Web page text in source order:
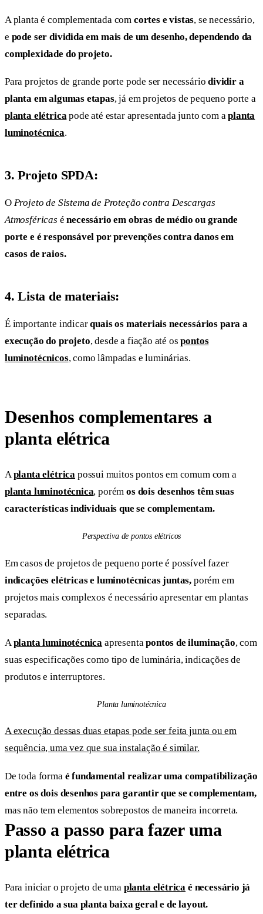
A planta é complementada com cortes e vistas, se necessário,
e pode ser dividida em mais de um desenho, dependendo da
complexidade do projeto.
Para projetos de grande porte pode ser necessáriodividir a
planta em algumas etapas, já em projetos de pequeno porte a
planta elétricapode até estar apresentada junto com aplanta
luminotécnica.
3. Projeto SPDA:
O Projeto de Sistema de Proteção contra Descargas
Atmosféricas énecessário em obras de médio ou grande
porte e é responsável por prevenções contra danos em
casos de raios.
4. Lista de materiais:
É importante indicarquais os materiais necessários para a
execução do projeto, desde a fiação até ospontos
luminotécnicos, como lâmpadas e luminárias.
Desenhos complementares a
planta elétrica
Aplanta elétrica possui muitos pontos em comum com a
planta luminotécnica, porémos dois desenhos têm suas
características individuais que se complementam.
Perspectiva de pontos elétricos
Em casos de projetos de pequeno porte é possível fazer
indicações elétricas e luminotécnicas juntas, porém em
projetos mais complexos é necessário apresentar em plantas
separadas.
A planta luminotécnica apresentapontos de iluminação, com
suas especificações como tipo de luminária, indicações de
produtos e interruptores.
Planta luminotécnica
A execução dessas duas etapas pode ser feita junta ou em
sequência, uma vez que sua instalação é similar.
De toda formaé fundamental realizar uma compatibilização
entre os dois desenhos para garantir que se complementam,
mas não tem elementos sobrepostos de maneira incorreta.
Passo a passo para fazer uma
planta elétrica
Para iniciar o projeto de uma planta elétrica é necessário já
ter definido a sua planta baixa geral e de layout.